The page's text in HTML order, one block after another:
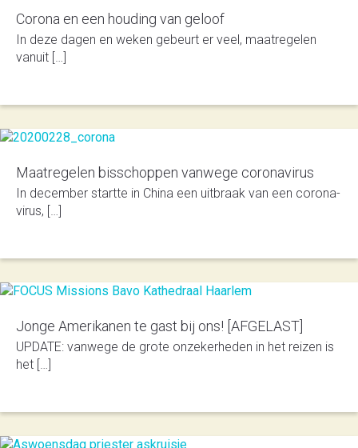
Corona en een houding van geloof
In deze dagen en weken gebeurt er veel, maatregelen
vanuit […]
Maatregelen bisschoppen vanwege coronavirus
In de­cem­ber startte in China een uitbraak van een corona­
vi­rus, […]
Jonge Amerikanen te gast bij ons! [AFGELAST]
UPDATE: vanwege de grote onzekerheden in het reizen is
het […]